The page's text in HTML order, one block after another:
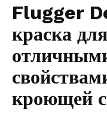
Flugger
краска
кроющей